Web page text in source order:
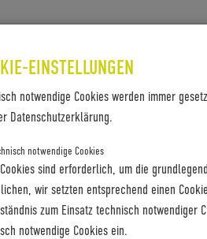
EINSTELLUNGEN
notwendige Cookies werden immer
Datenschutzerklärung.
notwendige Cookies
sind erforderlich, um die
wir setzten entsprechend einen
zum Einsatz technisch notwendiger
notwendige Cookies ein.